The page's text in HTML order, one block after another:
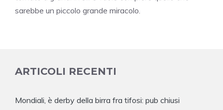
sarebbe un piccolo grande miracolo.
ARTICOLI RECENTI
Mondiali, è derby della birra fra tifosi: pub chiusi